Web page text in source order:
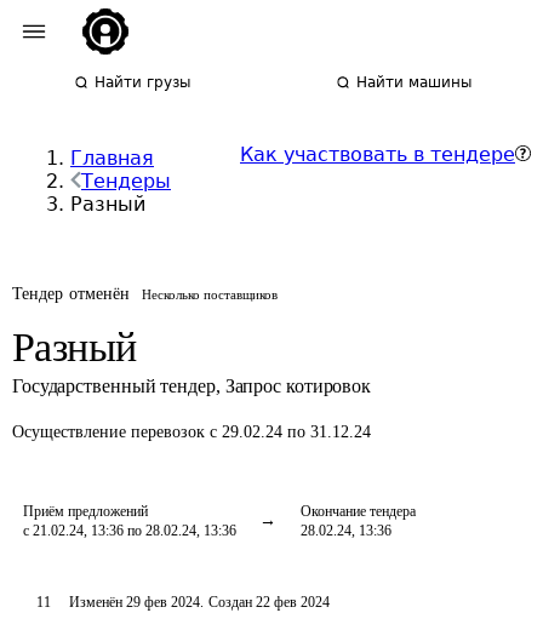
Найти грузы Найти машины
Главная
Тендеры
Разный
Как участвовать в тендере
Тендер отменён Несколько поставщиков
Разный
Государственный тендер, Запрос котировок
Осуществление перевозок с 29.02.24 по 31.12.24
Приём предложений
с 21.02.24, 13:36 по 28.02.24, 13:36
Окончание тендера
28.02.24, 13:36
11 Изменён29 фев 2024. Создан 22 фев 2024